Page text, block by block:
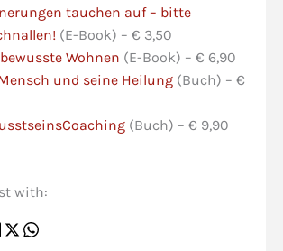
tauchen auf – bitte
(E-Book) – € 3,50
Wohnen (E-Book) – € 6,90
und seine Heilung(Buch) – €
(Buch) – € 9,90
with: